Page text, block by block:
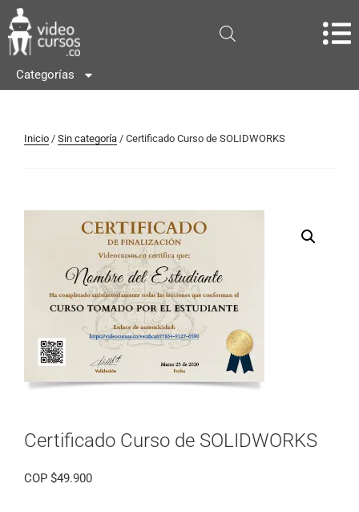
Categorías
Inicio / Sin categoría / Certificado Curso de SOLIDWORKS
Certificado Curso de SOLIDWORKS
COP $49.900